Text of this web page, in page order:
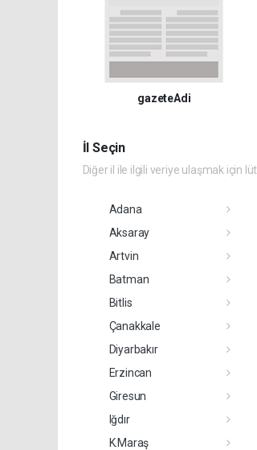
gazeteAdi
İl Seçin
Diğer il ile ilgili veriye ulaşmak için
Adana
Aksaray
Artvin
Batman
Bitlis
Çanakkale
Diyarbakır
Erzincan
Giresun
Iğdır
K.Maraş